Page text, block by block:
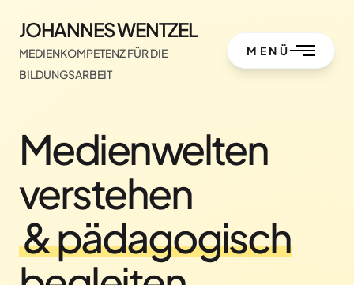
JOHANNES WENTZEL
MEDIENKOMPETENZ FÜR DIE
BILDUNGSARBEIT
MENÜ
Medienwelten
verstehen
& pädagogisch